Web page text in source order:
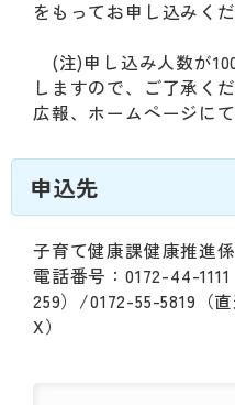
をもってお申し込みくだ
(注)申し込み人数が
しますので、ご了承く
広報、ホームページに
申込先
子育て健康課健康推進係
電話番号：0172-44-1111
259）/0172-55-5819（
X）